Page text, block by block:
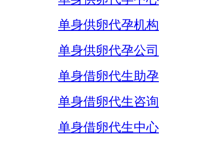
单身供卵代孕机构
单身供卵代孕公司
单身借卵代生助孕
单身借卵代生咨询
单身借卵代生中心